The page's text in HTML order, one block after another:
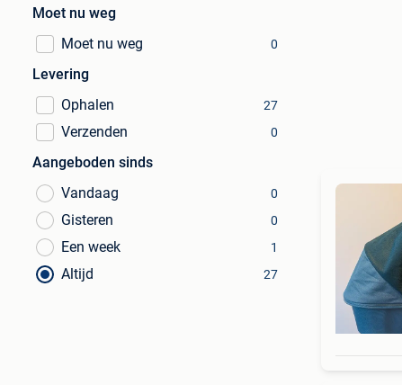
Moet nu weg
Moet nu weg
0
Levering
Ophalen
27
Verzenden 0
Aangeboden sinds
Vandaag
0
Gisteren 0
Een week 1
Altijd 27